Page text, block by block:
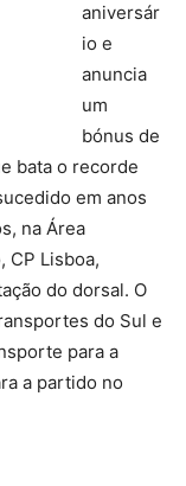
aniversár
io e
anuncia
um
bónus de
bata o recorde
em anos
na Área
CP Lisboa,
do dorsal. O
do Sul e
para a
a partido no